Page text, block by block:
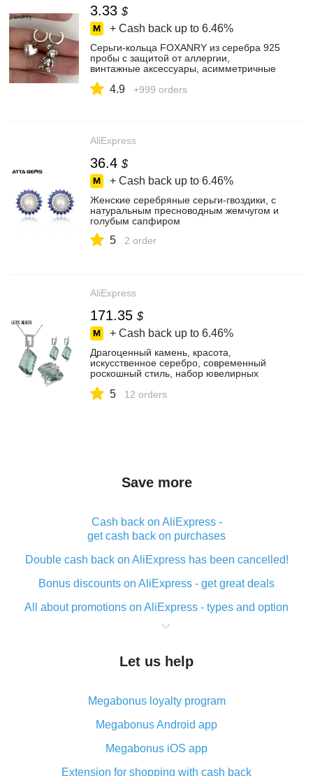
3.33 $
+ Cash back up to 6.46%
Серьги-кольца FOXANRY из серебра 925
пробы с защитой от аллергии,
винтажные аксессуары, асимметричные
маленьким медведем и сердцем
4.9 +999 orders
AliExpress
36.4 $
+ Cash back up to 6.46%
Женские серебряные серьги-гвоздики, с
натуральным пресноводным жемчугом и
голубым сапфиром
5 2 order
AliExpress
171.35 $
+ Cash back up to 6.46%
Драгоценный камень, красота,
искусственное серебро, современный
роскошный стиль, набор ювелирных
аметист, тонкая фотография
5 12 orders
Save more
Cash back on AliExpress -
get cash back on purchases
Double cash back on AliExpress has been cancelled!
Bonus discounts on AliExpress - get great deals
All about promotions on AliExpress - types and option
What is cash back when making purchases on
The best place to download cash back for AliExpress
What is the AliExpress cash back plugin and what are
its advantages
Cash back from the AliExpress mobile app -
advantages of the plugin
Let us help
Megabonus loyalty program
Megabonus Android app
Megabonus iOS app
Extension for shopping with cash back